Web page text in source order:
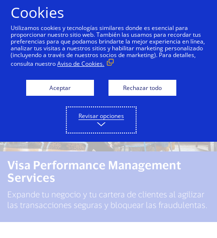
Visa Performance Management
Services
Expande tu negocio y tu cartera de clientes al agilizar
las transacciones seguras y bloquear las fraudulentas.
Cookies
Utilizamos cookies y tecnologías similares donde es esencial para
proporcionar nuestro sitio web. También las usamos para recordar tus
preferencias para que podamos brindarte la mejor experiencia en línea,
analizar tus visitas a nuestros sitios y habilitar marketing personalizado
(incluyendo a través de nuestros socios de marketing). Para detalles,
consulta nuestroAviso de Cookies.
Aceptar Rechazar todo
Revisar opciones